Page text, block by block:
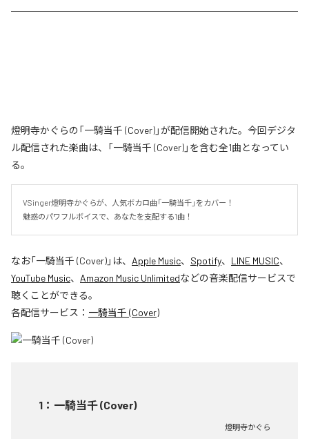
燈明寺かぐらの「一騎当千 (Cover)」が配信開始された。今回デジタ
ル配信された楽曲は、「一騎当千 (Cover)」を含む全1曲となってい
る。
VSinger燈明寺かぐらが、人気ボカロ曲「一騎当千」をカバー！
魅惑のパワフルボイスで、あなたを支配する1曲！
なお「一騎当千 (Cover)」は、 Apple Music、 Spotify、 LINE MUSIC、
YouTube Music、 Amazon Music Unlimitedなどの音楽配信サービスで
聴くことができる。
各配信サービス： 一騎当千 (Cover)
1 ： 一騎当千 (Cover)
燈明寺かぐら